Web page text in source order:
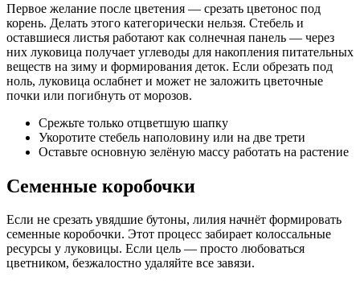
Первое желание после цветения — срезать цветонос под
корень. Делать этого категорически нельзя. Стебель и
оставшиеся листья работают как солнечная панель — через
них луковица получает углеводы для накопления питательных
веществ на зиму и формирования деток. Если обрезать под
ноль, луковица ослабнет и может не заложить цветочные
почки или погибнуть от морозов.
Срежьте только отцветшую шапку
Укоротите стебель наполовину или на две трети
Оставьте основную зелёную массу работать на растение
Семенные коробочки
Если не срезать увядшие бутоны, лилия начнёт формировать
семенные коробочки. Этот процесс забирает колоссальные
ресурсы у луковицы. Если цель — просто любоваться
цветником, безжалостно удаляйте все завязи.